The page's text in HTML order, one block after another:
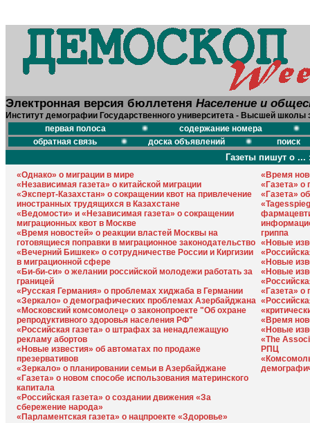
Электронная версия бюллетеня Население и
Институт демографии Государственного университета - Высшей школы
первая полоса
содержание номера
обратная связь
доска объявлений поиск
Газеты пишут о ...
«Однако» о миграции в мире
«Независимая газета» о китайской миграции
«Эксперт-Казахстан» о сокращении квот на привлечение
иностранных трудящихся в Казахстане
«Ведомости» и «Независимая газета» о сокращении
миграционных квот в Москве
«Время новостей» о реакции властей Москвы на
готовящиеся поправки в миграционное законодательство
«Вечерний Бишкек» о сотрудничестве России и Киргизии
в миграционной сфере
«Би-би-си» о желании российской молодежи работать за
границей
«Русская Германия» о проблемах хиджаба в Германии
«Зеркало» о демографических проблемах Азербайджана
«Московский комсомолец» о законопроекте "Об охране
репродуктивного здоровья населения РФ"
«Российская газета» о штрафах за ненадлежащую
рекламу абортов
«Новые известия» об автоматах по продаже
презервативов
«Зеркало» о планировании семьи в Азербайджане
«Газета» о новом способе использования материнского
капитала
«Российская газета» о создании движения «За
сбережение народа»
«Парламентская газета» о нацпроекте «Здоровье»
«Время
«Газета» о
«Газета»
гриппа
«Новые
«Новые
«Новые
«Газета»
«Время
«Новые
«The
РПЦ